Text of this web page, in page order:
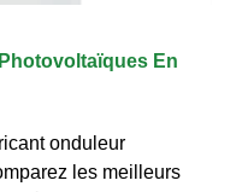
En
onduleur
les meilleurs